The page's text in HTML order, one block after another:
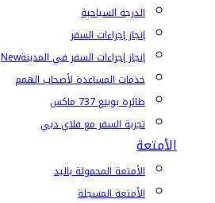
الدرجة السياحية
إنجاز إجراءات السفر
إنجاز إجراءات السفر في المدينةNew
خدمات المساعدة لأصحاب الهمم
طائرة بوينغ 737 ماكس
تجربة السفر مع فلاي دبي
الأمتعة
الأمتعة المحمولة باليد
الأمتعة المسجلة